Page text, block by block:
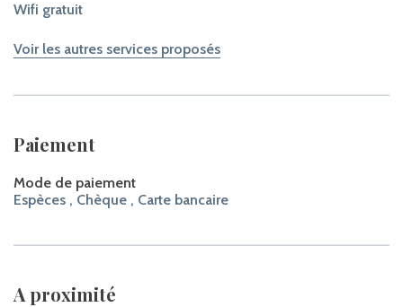
Wifi gratuit
Voir les autres services proposés
Paiement
Mode de paiement
Espèces , Chèque , Carte bancaire
A proximité